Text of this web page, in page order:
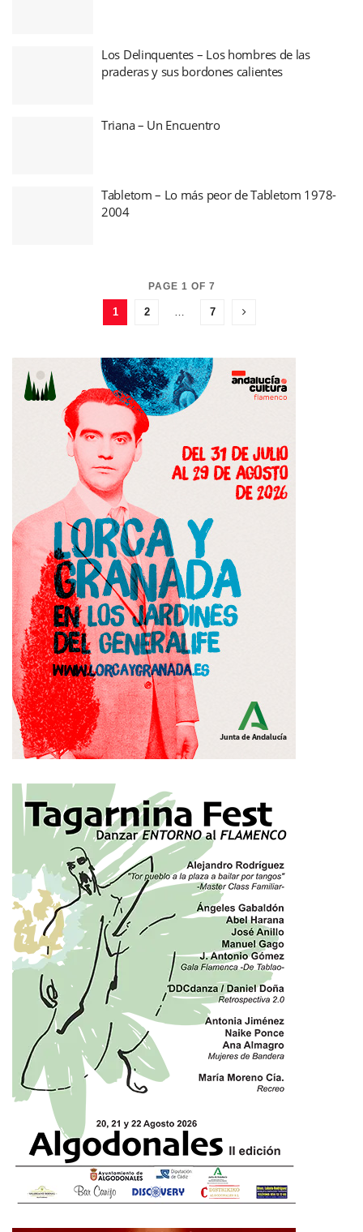
Los Delinquentes – Los hombres de las
praderas y sus bordones calientes
Triana – Un Encuentro
Tabletom – Lo más peor de Tabletom 1978-
2004
PAGE 1 OF 7
1 2 7